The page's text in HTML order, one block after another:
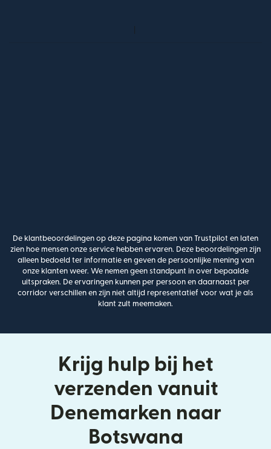
De klantbeoordelingen op deze pagina komen van Trustpilot en laten
zien hoe mensen onze service hebben ervaren. Deze beoordelingen zijn
alleen bedoeld ter informatie en geven de persoonlijke mening van
onze klanten weer. We nemen geen standpunt in over bepaalde
uitspraken. De ervaringen kunnen per persoon en daarnaast per
corridor verschillen en zijn niet altijd representatief voor wat je als
klant zult meemaken.
Krijg hulp bij het
verzenden vanuit
Denemarken naar
Botswana